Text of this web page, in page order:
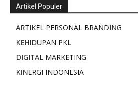
Artikel Populer
ARTIKEL PERSONAL BRANDING
KEHIDUPAN PKL
DIGITAL MARKETING
KINERGI INDONESIA